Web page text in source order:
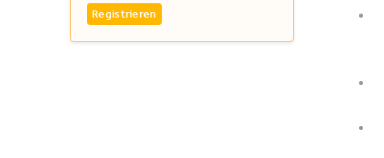
Registrieren